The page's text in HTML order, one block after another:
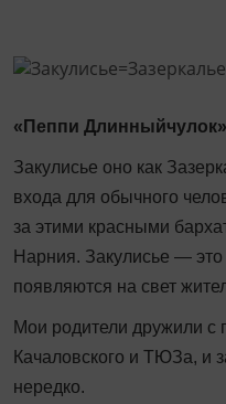
«Пеппи Длинныйчулок»
Закулисье оно как
входа для обычного
за этими красными
Нарния. Закулисье —
появляются на свет
Мои родители дружили с
Качаловского и ТЮЗа, и
нередко.